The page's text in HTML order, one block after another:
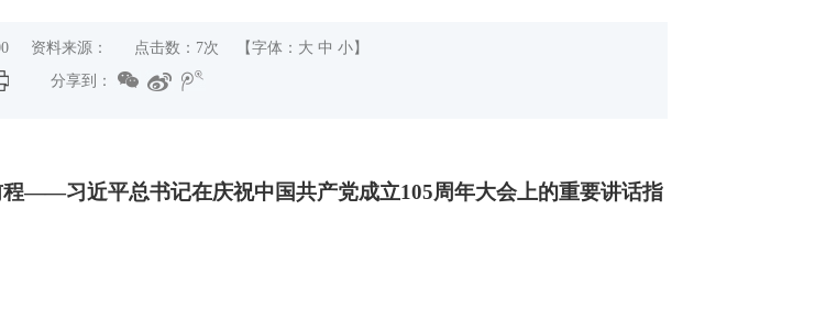
资料来源： 点击数： 7次 【字体： 大 中 小】
分享到：
——习近平总书记在庆祝中国共产党成立105周年大会上的重要讲话指